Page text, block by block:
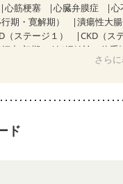
心筋梗塞 心臓弁膜症 心
期・寛解期） 潰瘍性大
（ステージ１） CKD（ス
中(初期)
妊婦健診・体重
妊婦健診・血糖値
さら
ド